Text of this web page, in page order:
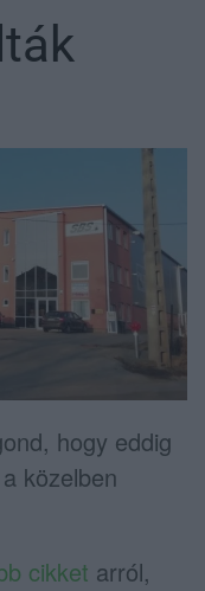
hogy eddig
közelben
cikket arról,